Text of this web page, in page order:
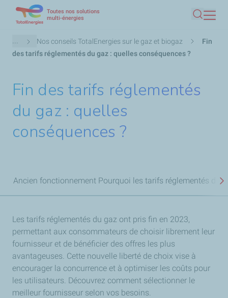
contenu
principal
Toutes nos solutions
multi-énergies
Fil
d'Ariane
... Nos conseils TotalEnergies sur le gaz et biogaz
Fin
des tarifs réglementés du gaz : quelles conséquences ?
Fin des tarifs réglementés
du gaz : quelles
conséquences ?
Ancien fonctionnement Pourquoi les tarifs réglementés du
Les tarifs réglementés du gaz ont pris fin en 2023,
permettant aux consommateurs de choisir librement leur
fournisseur et de bénéficier des offres les plus
avantageuses. Cette nouvelle liberté de choix vise à
encourager la concurrence et à optimiser les coûts pour
les utilisateurs. Découvrez comment sélectionner le
meilleur fournisseur selon vos besoins.